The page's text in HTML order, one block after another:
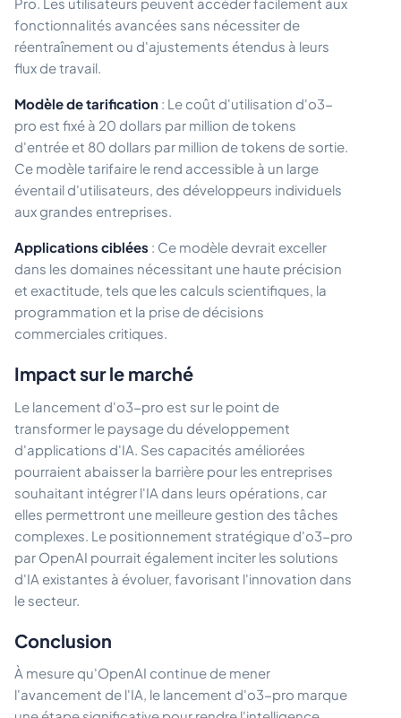
fonctionnalités avancées sans nécessiter de
réentraînement ou d'ajustements étendus à leurs
flux de travail.
Modèle de tarification : Le coût d'utilisation d'o3-
pro est fixé à 20 dollars par million de tokens
d'entrée et 80 dollars par million de tokens de sortie.
Ce modèle tarifaire le rend accessible à un large
éventail d'utilisateurs, des développeurs individuels
aux grandes entreprises.
Applications ciblées : Ce modèle devrait exceller
dans les domaines nécessitant une haute précision
et exactitude, tels que les calculs scientifiques, la
programmation et la prise de décisions
commerciales critiques.
Impact sur le marché
Le lancement d'o3-pro est sur le point de
transformer le paysage du développement
d'applications d'IA. Ses capacités améliorées
pourraient abaisser la barrière pour les entreprises
souhaitant intégrer l'IA dans leurs opérations, car
elles permettront une meilleure gestion des tâches
complexes. Le positionnement stratégique d'o3-pro
par OpenAI pourrait également inciter les solutions
d'IA existantes à évoluer, favorisant l'innovation dans
le secteur.
Conclusion
À mesure qu'OpenAI continue de mener
l'avancement de l'IA, le lancement d'o3-pro marque